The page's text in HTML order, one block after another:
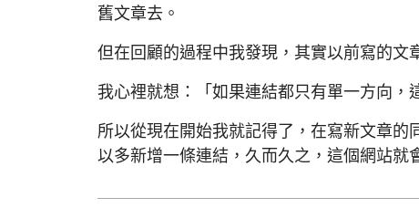
舊文章去。
但在回顧的過程中我發現，其實以前寫的文
我心裡就想：「如果連結都只有單一方向，
所以從現在開始我就記得了，在寫新文章的
以多新增一條連結，久而久之，這個網站就